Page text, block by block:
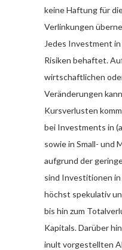
keine Haftung für
Verlinkungen
Jedes Investment
Risiken behaftet.
wirtschaftlichen
Veränderungen
Kursverlusten
bei Investments in
sowie in Small- und
aufgrund der
sind Investitionen
höchst spekulativ
bis hin zum
Kapitals. Darüber
inult vorgestellten